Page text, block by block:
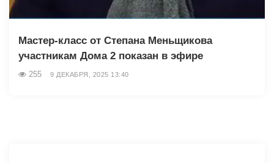
Мастер-класс от Степана Меньщикова
участникам Дома 2 показан в эфире
255 9 ДЕКАБРЯ, 2025 13:40